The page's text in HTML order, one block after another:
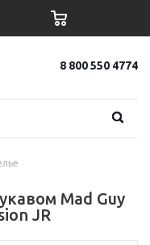
8 800 550 4774
Mad Guy
JR